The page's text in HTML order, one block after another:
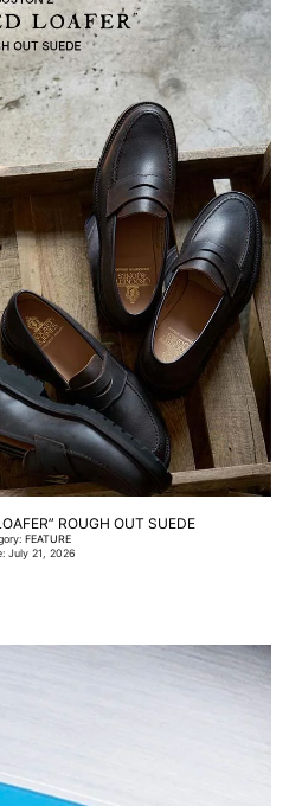
ROUGH OUT SUEDE
FEATURE
update: July 21, 2026